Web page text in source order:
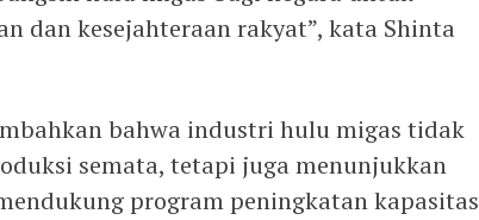
dan kesejahteraan rakyat”, kata Shinta
bahwa industri hulu migas tidak
semata, tetapi juga menunjukkan
program peningkatan kapasitas